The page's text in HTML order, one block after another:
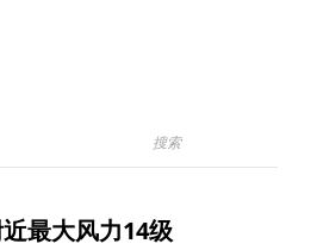
最大风力14级